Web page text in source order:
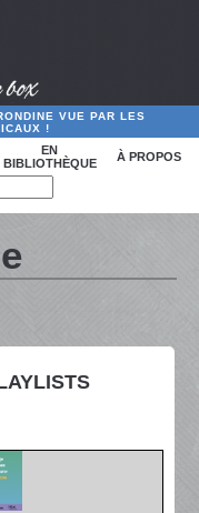
VUE PAR LES
!
EN
BIBLIOTHÈQUE
À PROPOS